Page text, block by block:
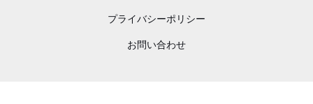
プライバシーポリシー
お問い合わせ